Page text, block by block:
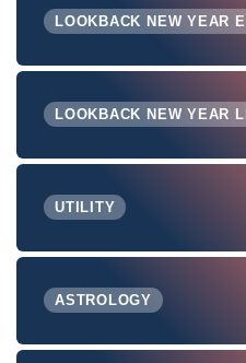
LOOKBACK NEW YEAR
LOOKBACK NEW YEAR
UTILITY
ASTROLOGY